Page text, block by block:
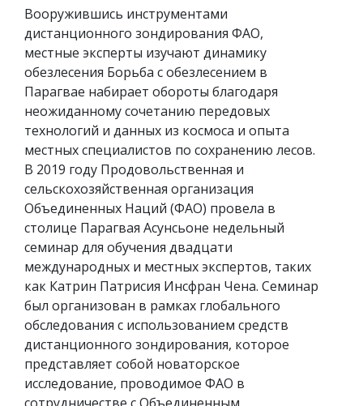
Вооружившись инструментами
дистанционного зондирования ФАО,
местные эксперты изучают динамику
обезлесения Борьба с обезлесением в
Парагвае набирает обороты благодаря
неожиданному сочетанию передовых
технологий и данных из космоса и опыта
местных специалистов по сохранению лесов.
В 2019 году Продовольственная и
сельскохозяйственная организация
Объединенных Наций (ФАО) провела в
столице Парагвая Асунсьоне недельный
семинар для обучения двадцати
международных и местных экспертов, таких
как Катрин Патрисия Инсфран Чена. Семинар
был организован в рамках глобального
обследования с использованием средств
дистанционного зондирования, которое
представляет собой новаторское
исследование, проводимое ФАО в